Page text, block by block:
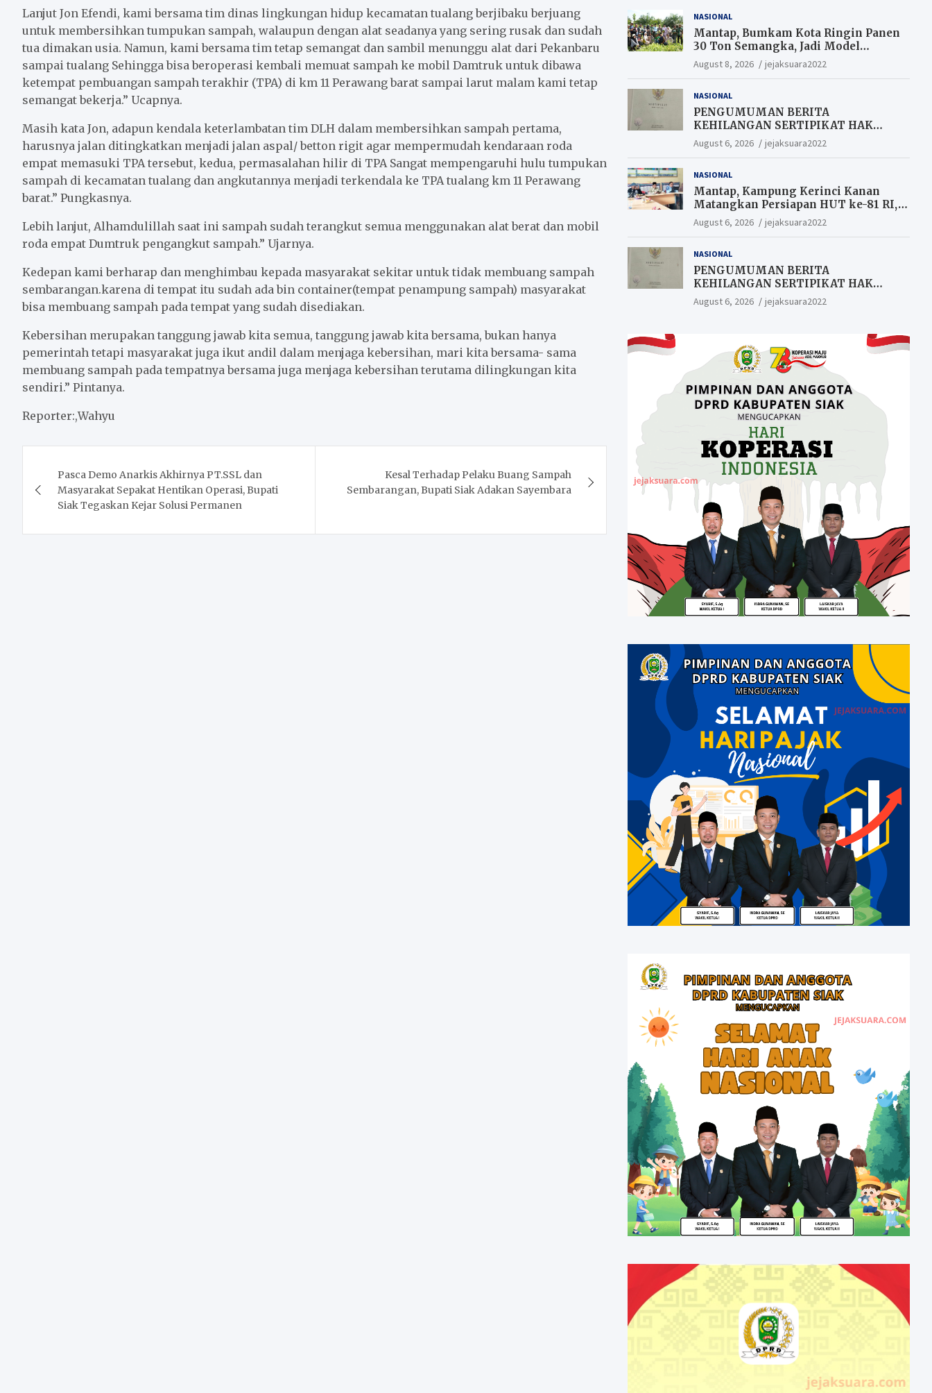
Lanjut Jon Efendi, kami bersama tim dinas lingkungan hidup kecamatan tualang berjibaku berjuang
untuk membersihkan tumpukan sampah, walaupun dengan alat seadanya yang sering rusak dan sudah
tua dimakan usia. Namun, kami bersama tim tetap semangat dan sambil menunggu alat dari Pekanbaru
sampai tualang Sehingga bisa beroperasi kembali memuat sampah ke mobil Damtruk untuk dibawa
ketempat pembuangan sampah terakhir (TPA) di km 11 Perawang barat sampai larut malam kami tetap
semangat bekerja.” Ucapnya.
Masih kata Jon, adapun kendala keterlambatan tim DLH dalam membersihkan sampah pertama,
harusnya jalan ditingkatkan menjadi jalan aspal/ betton rigit agar mempermudah kendaraan roda
empat memasuki TPA tersebut, kedua, permasalahan hilir di TPA Sangat mempengaruhi hulu tumpukan
sampah di kecamatan tualang dan angkutannya menjadi terkendala ke TPA tualang km 11 Perawang
barat.” Pungkasnya.
Lebih lanjut, Alhamdulillah saat ini sampah sudah terangkut semua menggunakan alat berat dan mobil
roda empat Dumtruk pengangkut sampah.” Ujarnya.
Kedepan kami berharap dan menghimbau kepada masyarakat sekitar untuk tidak membuang sampah
sembarangan.karena di tempat itu sudah ada bin container(tempat penampung sampah) masyarakat
bisa membuang sampah pada tempat yang sudah disediakan.
Kebersihan merupakan tanggung jawab kita semua, tanggung jawab kita bersama, bukan hanya
pemerintah tetapi masyarakat juga ikut andil dalam menjaga kebersihan, mari kita bersama- sama
membuang sampah pada tempatnya bersama juga menjaga kebersihan terutama dilingkungan kita
sendiri.” Pintanya.
Reporter:,Wahyu
navigation
Pasca Demo Anarkis Akhirnya PT.SSL dan
Masyarakat Sepakat Hentikan Operasi, Bupati
Siak Tegaskan Kejar Solusi Permanen
Kesal Terhadap Pelaku Buang Sampah
Sembarangan, Bupati Siak Adakan Sayembara
NASIONAL
Mantap, Bumkam Kota Ringin Panen
30 Ton Semangka, Jadi Model
Ketahanan Pangan Siak.
August 8, 2026 jejaksuara2022
NASIONAL
PENGUMUMAN BERITA
KEHILANGAN SERTIPIKAT HAK
MILIK (SHM).
August 6, 2026 jejaksuara2022
NASIONAL
Mantap, Kampung Kerinci Kanan
Matangkan Persiapan HUT ke-81 RI,
Warga yang ikut Upacara
Berkesempatan Raih Hadiah
August 6, 2026 jejaksuara2022
NASIONAL
PENGUMUMAN BERITA
KEHILANGAN SERTIPIKAT HAK
MILIK (SHM).
August 6, 2026 jejaksuara2022